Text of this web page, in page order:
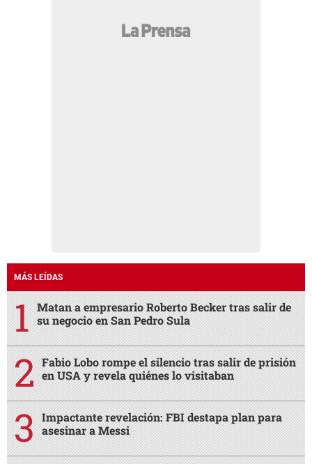
MÁS LEÍDAS
Matan a empresario Roberto Becker tras salir de
su negocio en San Pedro Sula
Fabio Lobo rompe el silencio tras salir de prisión
en USA y revela quiénes lo visitaban
Impactante revelación: FBI destapa plan para
asesinar a Messi